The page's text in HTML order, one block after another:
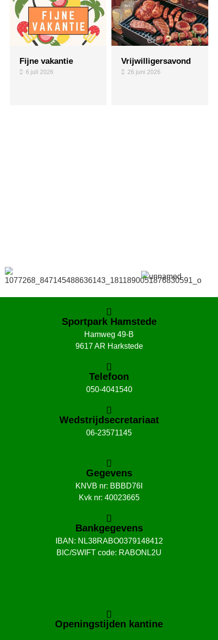
Fijne vakantie
6 juli 2026
Vrijwilligersavond
26 juni 2026
Sportpark Hamstede
Hamweg 49-B
9617 AR Harkstede
Telefoon
050-4041540
Wedstrijdsecretariaat
06-23571145
Gegevens
KNVB nr: BBBD76I
Kvk nr: 40023665
Bankgegevens
IBAN: NL38RABO0379148412
BIC/SWIFT code: RABONL2U
Openingstijden kantine